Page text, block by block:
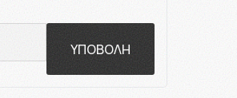
ΥΠΟΒΟΛΗ